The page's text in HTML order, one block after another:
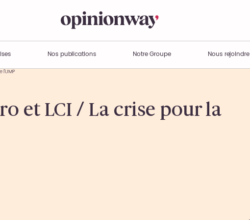
Nos publications Notre Groupe Nous rejoindre
et LCI / La crise pour la